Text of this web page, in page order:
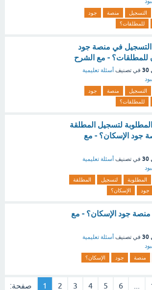
التسجيل منصة
جود
للمطلقات؟
في منصة جود
للمطلقات؟ - مع الشرح
في تصنيف أسئلة تعليمية
التسجيل منصة
جود
للمطلقات؟
المطلوبة لتسجيل المطلقة
جود الإسكان؟ - مع
في تصنيف أسئلة تعليمية
المطلوبة لتسجيل
المطلقة
جود الإسكان؟
جود الإسكان؟ - مع
في تصنيف أسئلة تعليمية
منصة جود الإسكان؟
صفحة: 1 2 3 4 5 6